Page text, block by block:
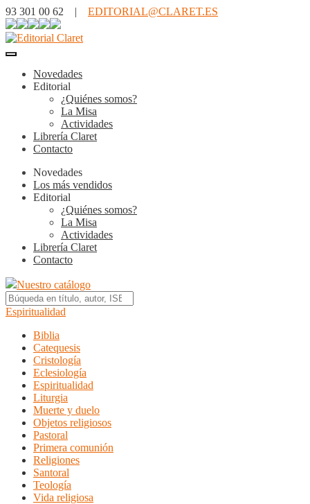
93 301 00 62 | EDITORIAL@CLARET.ES
Novedades
Editorial
¿Quiénes somos?
La Misa
Actividades
Librería Claret
Contacto
Novedades
Los más vendidos
Editorial
¿Quiénes somos?
La Misa
Actividades
Librería Claret
Contacto
Nuestro catálogo
Espiritualidad
Biblia
Catequesis
Cristología
Eclesiología
Espiritualidad
Liturgia
Muerte y duelo
Objetos religiosos
Pastoral
Primera comunión
Religiones
Santoral
Teología
Vida religiosa